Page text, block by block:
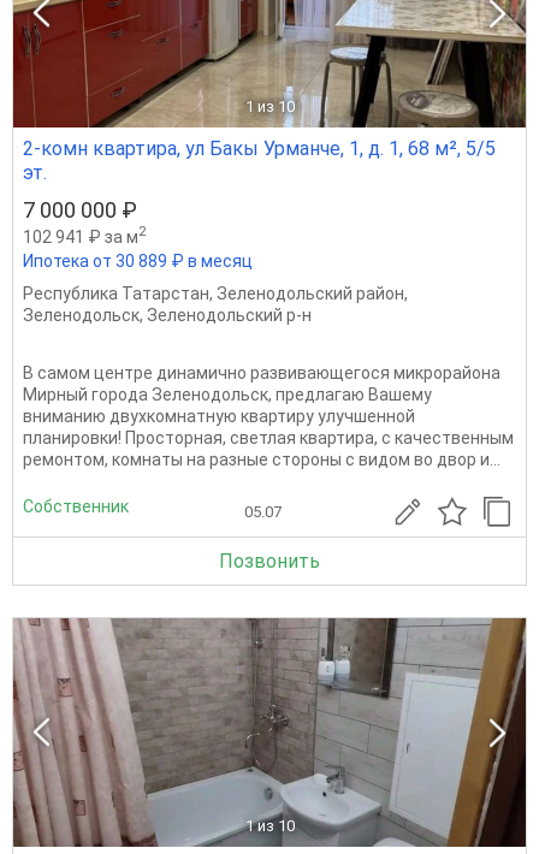
1 из 10
2-комн квартира, ул Бакы Урманче, 1, д. 1, 68 м², 5/5
эт.
7 000 000 ₽
102 941 ₽ за м2
Ипотека от 30 889 ₽ в месяц
Республика Татарстан, Зеленодольский район,
Зеленодольск, Зеленодольский р-н
В самом центре динамично развивающегося микрорайона
Мирный города Зеленодольск, предлагаю Вашему
вниманию двухкомнатную квартиру улучшенной
планировки! Просторная, светлая квартира, с качественным
ремонтом, комнаты на разные стороны с видом во двор и...
Собственник 05.07
Позвонить
1 из 10